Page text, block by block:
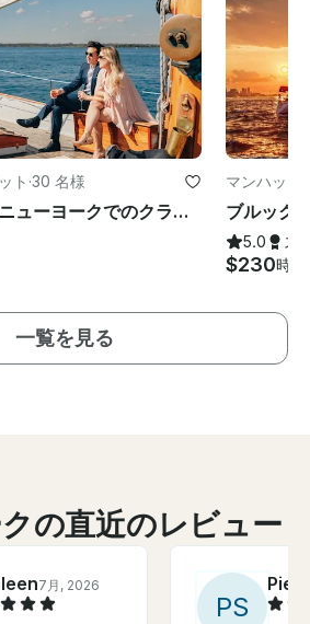
ト ·30 名様
ニューヨーク、ニューヨークでのクラシックヨットチャーター
マンハッタ
5.0 ス
$230時間
一覧を見る
の直近のレビュー
7月, 2026
PS